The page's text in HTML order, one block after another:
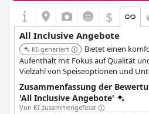
$
All Inclusive Angebote
KI-generiert
Bietet einen
Aufenthalt mit Fokus auf Qualität
Vielzahl von Speiseoptionen und
Playa del Ingles.
Zusammenfassung der
'All Inclusive Angebote'
Von KI zusammengefasst